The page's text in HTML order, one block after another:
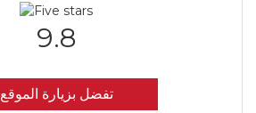
9.8
تفضل بزيارة الموقع